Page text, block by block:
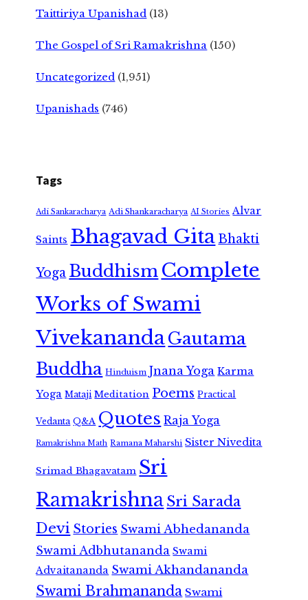
Taittiriya Upanishad (13)
The Gospel of Sri Ramakrishna (150)
Uncategorized (1,951)
Upanishads (746)
Tags
Adi Sankaracharya Adi Shankaracharya AI Stories Alvar
Saints Bhagavad GitaBhakti
Yoga Buddhism Complete
Works of Swami
VivekanandaGautama
Buddha Hinduism Jnana Yoga Karma
Yoga Mataji Meditation Poems Practical
Vedanta Q&A Quotes Raja Yoga
Ramakrishna Math Ramana Maharshi Sister Nivedita
Srimad Bhagavatam Sri
RamakrishnaSri Sarada
Devi Stories Swami Abhedananda
Swami Adbhutananda Swami
Advaitananda Swami Akhandananda
Swami Brahmananda Swami